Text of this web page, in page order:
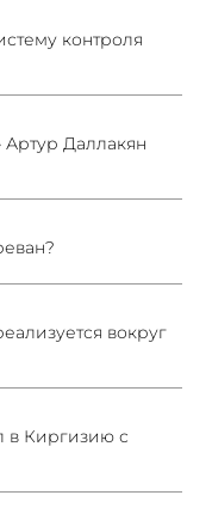
контроля
Даллакян
вокруг
в Киргизию с